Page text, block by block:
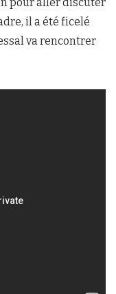
il a été ficelé
va rencontrer